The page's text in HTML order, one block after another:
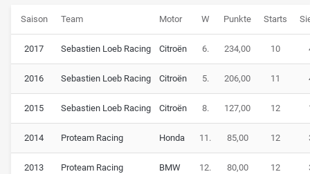
Saison Team Motor W Punkte Starts
2017 Sebastien Loeb Racing Citroën 6. 234,00 10
2016 Sebastien Loeb Racing Citroën 5. 206,00 11
2015 Sebastien Loeb Racing Citroën 8. 127,00 12
2014 Proteam Racing Honda 11. 85,00 12
2013 Proteam Racing BMW 12. 80,00 12